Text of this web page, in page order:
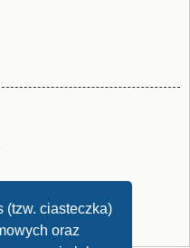
(tzw. ciasteczka)
oraz